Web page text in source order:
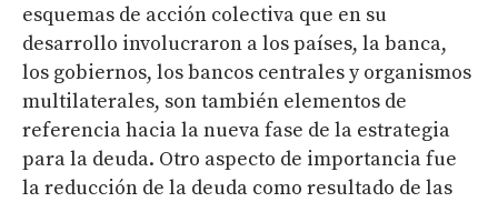
esquemas de acción colectiva que en su
desarrollo involucraron a los países, la banca,
los gobiernos, los bancos centrales y organismos
multilaterales, son también elementos de
referencia hacia la nueva fase de la estrategia
para la deuda. Otro aspecto de importancia fue
la reducción de la deuda como resultado de las